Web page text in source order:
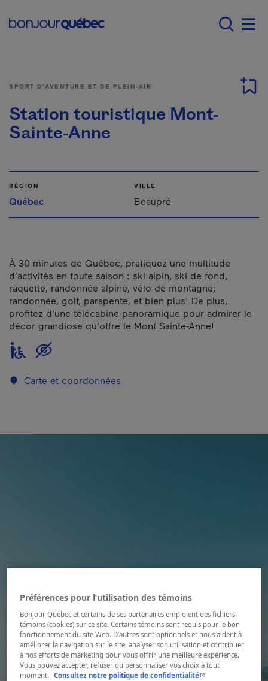
Main navigation -
SPORT D'AVENTURE ET DE PLEIN-AIR
Station touristique Mont-
Sainte-Anne
RÉGION
Québec
VILLE
Beaupré
À 30 minutes de Québec, pratiquez une multitude
d’activités en toute saison : ski alpin, ski de fond,
raquette, randonnée alpine, vélo de montagne,
randonnée, golf, parapente, et bien plus! De plus,
profitez d'une télécabine panoramique pour admirer le
décor grandiose qu'offre le Mont Sainte-Anne!
Carte et coordonnées
Préférences pour l’utilisation des témoins
Bonjour Québec et certains de ses partenaires emploient des fichiers
témoins (cookies) sur ce site. Certains témoins sont requis pour le bon
fonctionnement du site Web. D’autres sont optionnels et nous aident à
améliorer la navigation sur le site, analyser son utilisation et contribuer
à nos efforts de marketing pour vous offrir une meilleure expérience.
Vous pouvez accepter, refuser ou personnaliser vos choix à tout
moment. Consultez notre politique de confidentialité- Cet hyperlien